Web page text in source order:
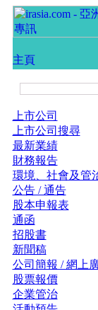
上市公司
上市公司搜尋
最新業績
財務報告
環境、社會及管
公告 / 通告
股本申報表
通函
招股書
新聞稿
公司簡報 / 網上
股票報價
企業管治